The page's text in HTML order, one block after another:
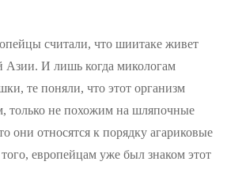
считали, что шиитаке живет
Азии. И лишь когда микологам
те поняли, что этот организм
только не похожим на шляпочные
они относятся к порядку агариковые
европейцам уже был знаком этот